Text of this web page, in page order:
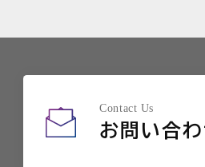
員、社員派遣会社社員
有するすべての情報資
め、社会的責任が果た
Contact Us
お問い合